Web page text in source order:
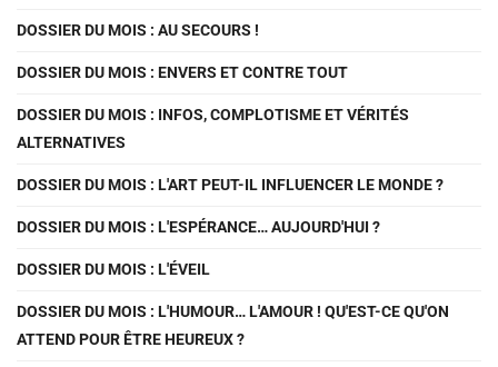
DOSSIER DU MOIS : AU SECOURS !
DOSSIER DU MOIS : ENVERS ET CONTRE TOUT
DOSSIER DU MOIS : INFOS, COMPLOTISME ET VÉRITÉS
ALTERNATIVES
DOSSIER DU MOIS : L'ART PEUT-IL INFLUENCER LE MONDE ?
DOSSIER DU MOIS : L'ESPÉRANCE… AUJOURD'HUI ?
DOSSIER DU MOIS : L'ÉVEIL
DOSSIER DU MOIS : L'HUMOUR… L'AMOUR ! QU'EST-CE QU'ON
ATTEND POUR ÊTRE HEUREUX ?